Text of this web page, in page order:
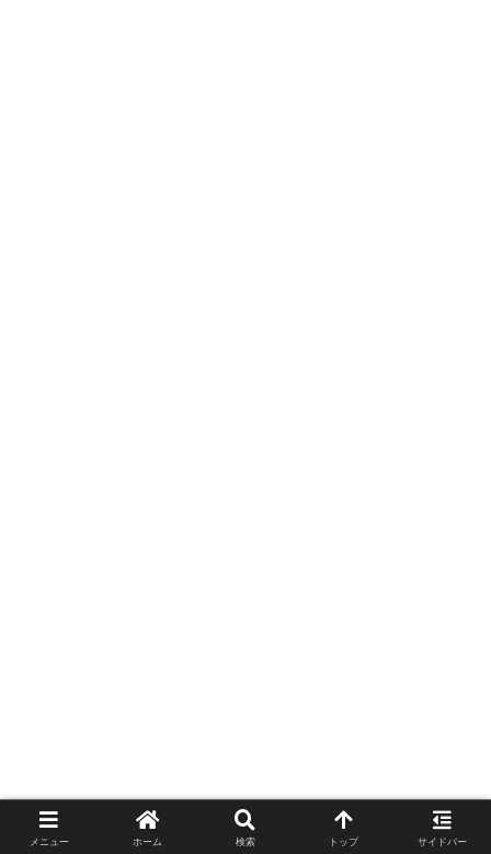
メニュー ホーム 検索 トップ サイドバー